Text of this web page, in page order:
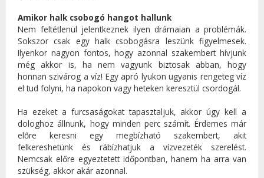
Amikor halk csobogó hangot hallunk
Nem feltétlenül jelentkeznek ilyen drámaian a problémák.
Sokszor csak egy halk csobogásra leszünk figyelmesek.
Ilyenkor nagyon fontos, hogy azonnal szakembert hívjunk
még akkor is, ha nem vagyunk biztosak abban, hogy
honnan szivárog a víz! Egy apró lyukon ugyanis rengeteg víz
el tud folyni, ha napokon vagy heteken keresztül csordogál.
Ha ezeket a furcsaságokat tapasztaljuk, akkor úgy kell a
dologhoz állnunk, hogy minden perc számít. Érdemes már
előre keresni egy megbízható szakembert, akit
felkereshetünk és rábízhatjuk a vízvezeték szerelést.
Nemcsak előre egyeztetett időpontban, hanem ha arra van
szükség, akkor akár azonnal.